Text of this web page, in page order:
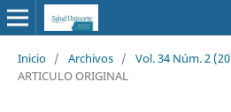
Inicio / Archivos / Vol. 34 Núm. 2
ARTICULO ORIGINAL